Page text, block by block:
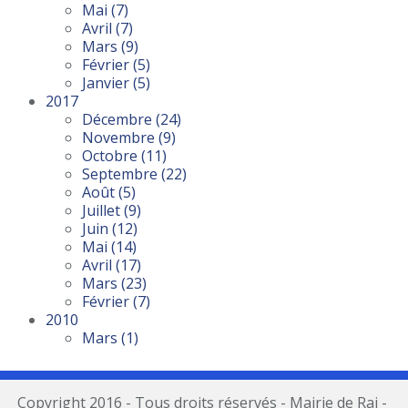
Mai (7)
Avril (7)
Mars (9)
Février(5)
Janvier(5)
2017
Décembre (24)
Novembre (9)
Octobre (11)
Septembre (22)
Août(5)
Juillet(9)
Juin (12)
Mai (14)
Avril (17)
Mars (23)
Février(7)
2010
Mars (1)
Copyright 2016 - Tous droits réservés - Mairie de Rai -